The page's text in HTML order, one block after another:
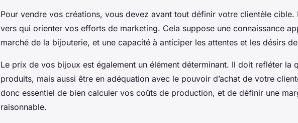
Pour vendre vos créations, vous devez avant tout définir votre clientèle cible.
vers qui orienter vos efforts de marketing. Cela suppose une connaissance
marché de la bijouterie, et une capacité à anticiper les attentes et les désirs
Le prix de vos bijoux est également un élément déterminant. Il doit refléter la
produits, mais aussi être en adéquation avec le pouvoir d’achat de votre
donc essentiel de bien calculer vos coûts de production, et de définir une
raisonnable.